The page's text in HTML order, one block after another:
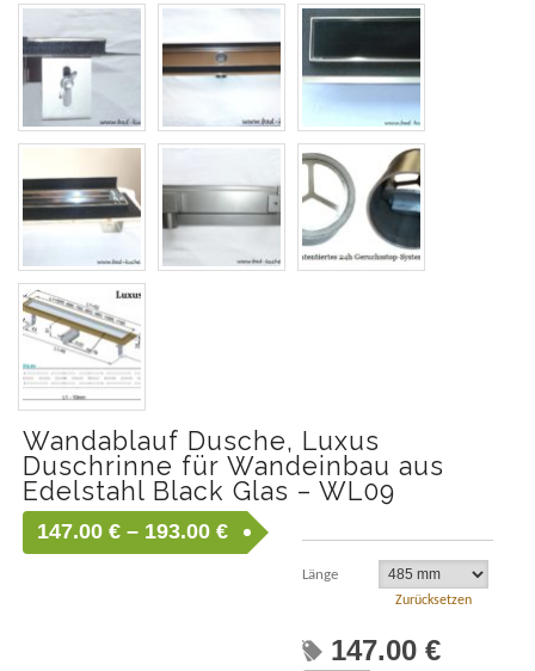
Wandablauf Dusche, Luxus
Duschrinne für Wandeinbau aus
Edelstahl Black Glas – WL09
147.00 €– 193.00 €
Länge
Zurücksetzen
147.00 €